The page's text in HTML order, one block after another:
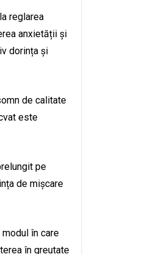
reglarea
anxietății și
dorința și
de calitate
este
pe
de mișcare
în care
în greutate